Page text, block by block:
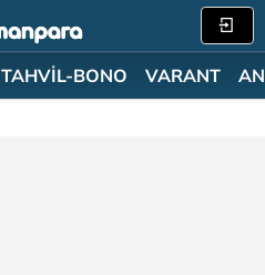
TAHVİL-BONO VARANT